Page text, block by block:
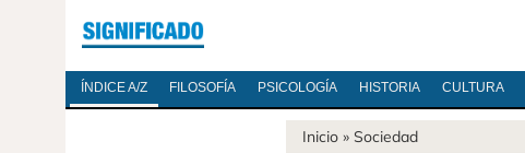
ÍNDICE A/Z FILOSOFÍA PSICOLOGÍA HISTORIA CULTURA
Inicio » Sociedad